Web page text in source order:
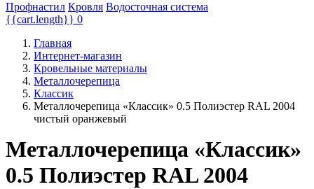
Профнастил Кровля Водосточная система
{{cart.length}} 0
Главная
Интернет-магазин
Кровельные материалы
Металлочерепица
Классик
Металлочерепица «Классик» 0.5 Полиэстер RAL 2004
чистый оранжевый
Металлочерепица «Классик»
0.5 Полиэстер RAL 2004